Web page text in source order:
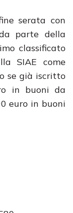
serata con
parte della
classificato
SIAE come
se già iscritto
in buoni da
euro in buoni